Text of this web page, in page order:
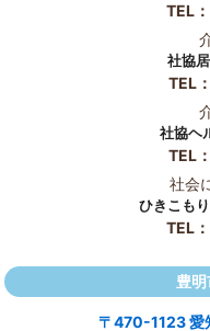
TEL：
社協
TEL：
社協ヘ
TEL：
社会
ひきこも
TEL：
豊
〒470-1123 愛